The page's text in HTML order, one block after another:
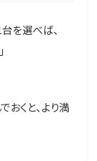
を選べば、
おくと、より満